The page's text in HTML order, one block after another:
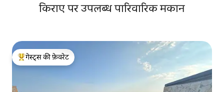
किराए पर उपलब्ध पारिवारिक मकान
गेस्ट्स का टॉप फ़ेवरेट
गेस्ट्स की फ़ेवरेट